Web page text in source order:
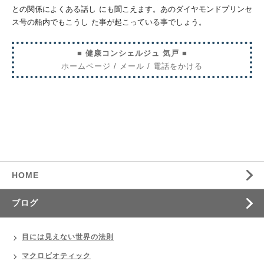
との関係によくある話し にも聞こえます。あのダイヤモンドプリンセ
ス号の船内でもこうし た事が起こっている事でしょう。
■ 健康コンシェルジュ 気戸 ■
ホームページ / メール / 電話をかける
HOME
ブログ
目には見えない世界の法則
マクロビオティック